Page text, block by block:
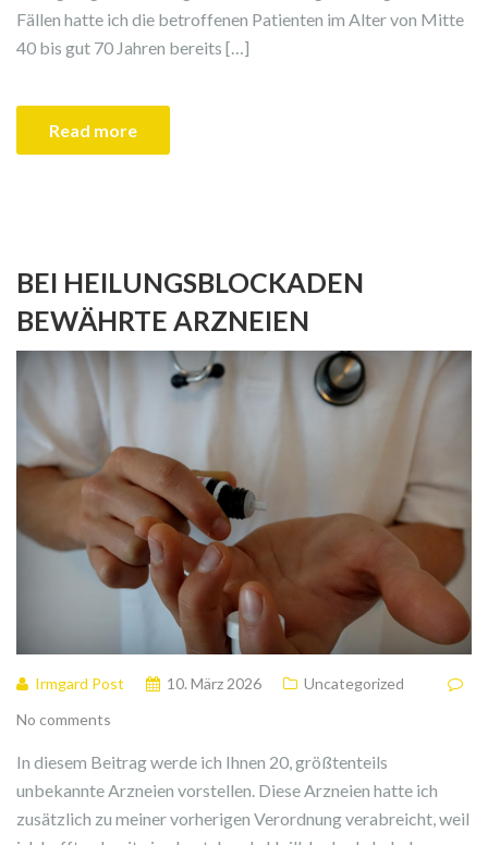
Fällen hatte ich die betroffenen Patienten im Alter von Mitte
40 bis gut 70 Jahren bereits […]
Read more
BEI HEILUNGSBLOCKADEN
BEWÄHRTE ARZNEIEN
Irmgard Post 10. März 2026
Uncategorized
No comments
In diesem Beitrag werde ich Ihnen 20, größtenteils
unbekannte Arzneien vorstellen. Diese Arzneien hatte ich
zusätzlich zu meiner vorherigen Verordnung verabreicht, weil